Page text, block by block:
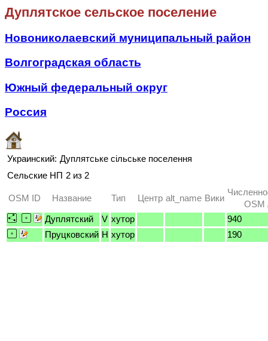
Дуплятское сельское поселение
Новониколаевский муниципальный район
Волгоградская область
Южный федеральный округ
Россия
Украинский: Дуплятське сільське поселення
Сельские НП 2 из 2
OSM ID Название Тип Центр alt_name Вики
OSM
Дуплятский
V хутор
940
Пруцковский H хутор 190